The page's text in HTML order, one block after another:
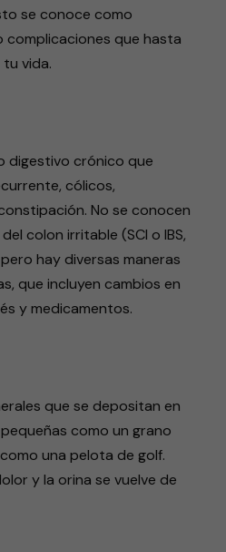
se conoce como
que hasta
vida.
digestivo crónico que
cólicos,
No se conocen
colon irritable (SCI o IBS,
hay diversas maneras
que incluyen cambios en
y medicamentos.
que se depositan en
como un grano
una pelota de golf.
y la orina se vuelve de